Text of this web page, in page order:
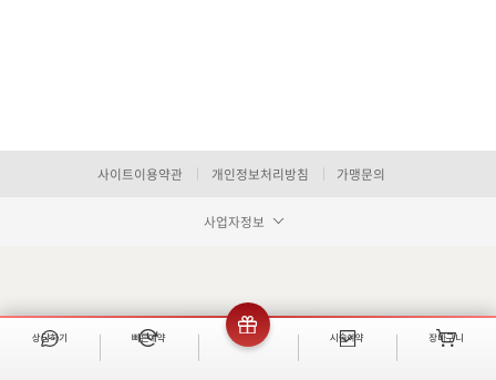
사이트이용약관 개인정보처리방침 가맹문의
사업자정보
상담하기 빠른예약 이벤트 시술예약 장바구니